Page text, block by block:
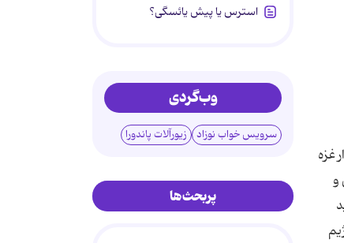
غزه
و
استرس یا پیش یائسگی؟
وب‌گردی
سرویس خواب نوزاد زیورآلات پاندورا
پربحث‌ها